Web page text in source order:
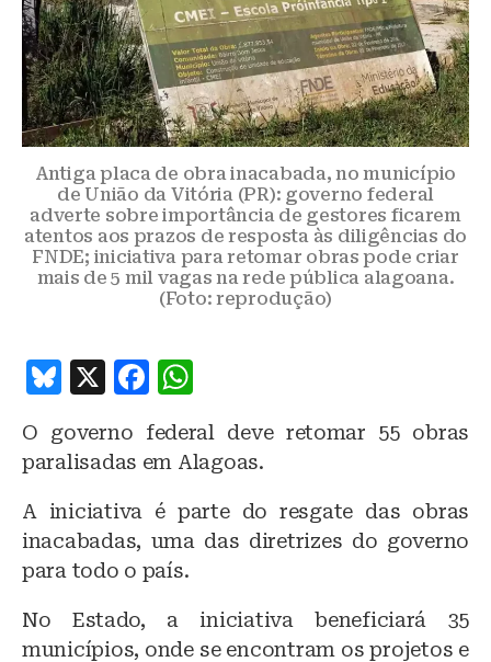
Antiga placa de obra inacabada, no município
de União da Vitória (PR): governo federal
adverte sobre importância de gestores ficarem
atentos aos prazos de resposta às diligências do
FNDE; iniciativa para retomar obras pode criar
mais de 5 mil vagas na rede pública alagoana.
(Foto: reprodução)
B
e
s
k
y
X
F
c
e
b
o
o
k
at
s
A
p
O governo federal deve retomar 55 obras
paralisadas em Alagoas.
A iniciativa é parte do resgate das obras
inacabadas, uma das diretrizes do governo
para todo o país.
No Estado, a iniciativa beneficiará 35
municípios, onde se encontram os projetos e